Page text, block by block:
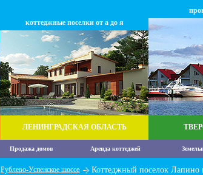
коттеджные поселки от а до я
ЛЕНИНГРАДСКАЯ ОБЛАСТЬ
Продажа домов Аренда коттеджей
Рублево-Успенское шоссе Коттеджный поселок Лапино